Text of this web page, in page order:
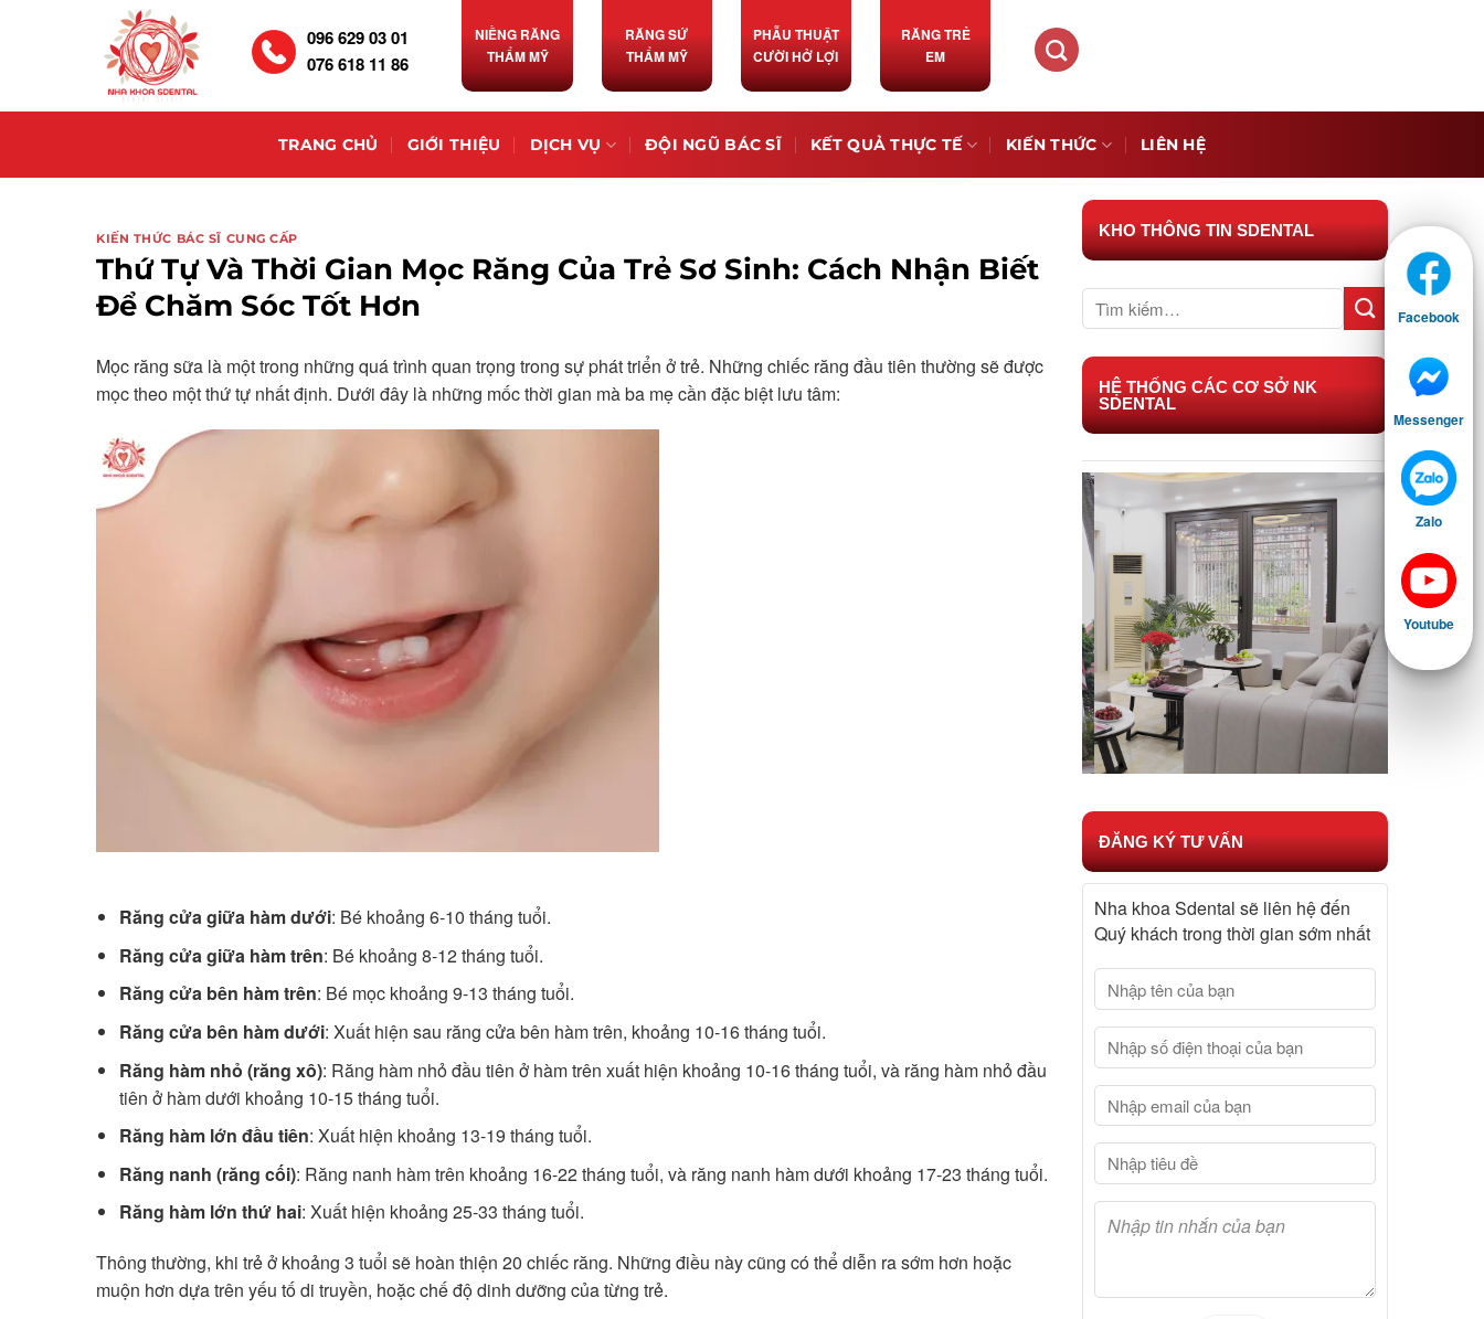
096 629 03 01
076 618 11 86
NIỀNG RĂNG
THẨM MỸ
RĂNG SỨ
THẨM MỸ
PHẪU THUẬT
CƯỜI HỞ LỢI
RĂNG TRẺ
EM
TRANG CHỦ GIỚI THIỆU DỊCH VỤ ĐỘI NGŨ BÁC SĨ KẾT QUẢ THỰC TẾ KIẾN THỨC LIÊN HỆ
KIẾN THỨC BÁC SĨ CUNG CẤP
Thứ Tự Và Thời Gian Mọc Răng Của Trẻ Sơ Sinh: Cách Nhận Biết
Để Chăm Sóc Tốt Hơn
Mọc răng sữa là một trong những quá trình quan trọng trong sự phát triển ở trẻ. Những chiếc răng đầu tiên thường sẽ được
mọc theo một thứ tự nhất định. Dưới đây là những mốc thời gian mà ba mẹ cần đặc biệt lưu tâm:
Răng cửa giữa hàm dưới: Bé khoảng 6-10 tháng tuổi.
Răng cửa giữa hàm trên: Bé khoảng 8-12 tháng tuổi.
Răng cửa bên hàm trên: Bé mọc khoảng 9-13 tháng tuổi.
Răng cửa bên hàm dưới: Xuất hiện sau răng cửa bên hàm trên, khoảng 10-16 tháng tuổi.
Răng hàm nhỏ (răng xô): Răng hàm nhỏ đầu tiên ở hàm trên xuất hiện khoảng 10-16 tháng tuổi, và răng hàm nhỏ đầu
tiên ở hàm dưới khoảng 10-15 tháng tuổi.
Răng hàm lớn đầu tiên: Xuất hiện khoảng 13-19 tháng tuổi.
Răng nanh (răng cối): Răng nanh hàm trên khoảng 16-22 tháng tuổi, và răng nanh hàm dưới khoảng 17-23 tháng tuổi.
Răng hàm lớn thứ hai: Xuất hiện khoảng 25-33 tháng tuổi.
Thông thường, khi trẻ ở khoảng 3 tuổi sẽ hoàn thiện 20 chiếc răng. Những điều này cũng có thể diễn ra sớm hơn hoặc
muộn hơn dựa trên yếu tố di truyền, hoặc chế độ dinh dưỡng của từng trẻ.
KHO THÔNG TIN SDENTAL
HỆ THỐNG CÁC CƠ SỞ NK
SDENTAL
ĐĂNG KÝ TƯ VẤN
Nha khoa Sdental sẽ liên hệ đến
Quý khách trong thời gian sớm nhất
Facebook
Messenger
Zalo
Youtube